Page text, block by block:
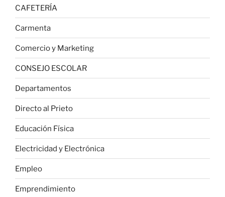
CAFETERÍA
Carmenta
Comercio y Marketing
CONSEJO ESCOLAR
Departamentos
Directo al Prieto
Educación Física
Electricidad y Electrónica
Empleo
Emprendimiento